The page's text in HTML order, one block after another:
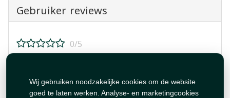
Wij gebruiken noodzakelijke cookies om de website
goed te laten werken. Analyse- en marketingcookies
Gebruiker reviews
0/5